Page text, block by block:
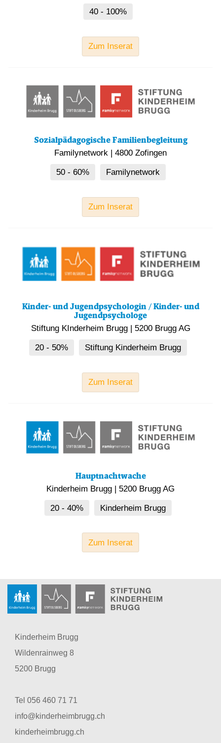
40 - 100%
Zum Inserat
Sozialpädagogische Familienbegleitung
Familynetwork | 4800 Zofingen
50 - 60% Familynetwork
Zum Inserat
Kinder- und Jugendpsychologin / Kinder- und
Jugendpsychologe
Stiftung KInderheim Brugg| 5200 Brugg AG
20 - 50% Stiftung Kinderheim Brugg
Zum Inserat
Hauptnachtwache
Kinderheim Brugg | 5200 Brugg AG
20 - 40% Kinderheim Brugg
Zum Inserat
Kinderheim Brugg
Wildenrainweg 8
5200 Brugg
Tel 056 460 71 71
info@kinderheimbrugg.ch
kinderheimbrugg.ch